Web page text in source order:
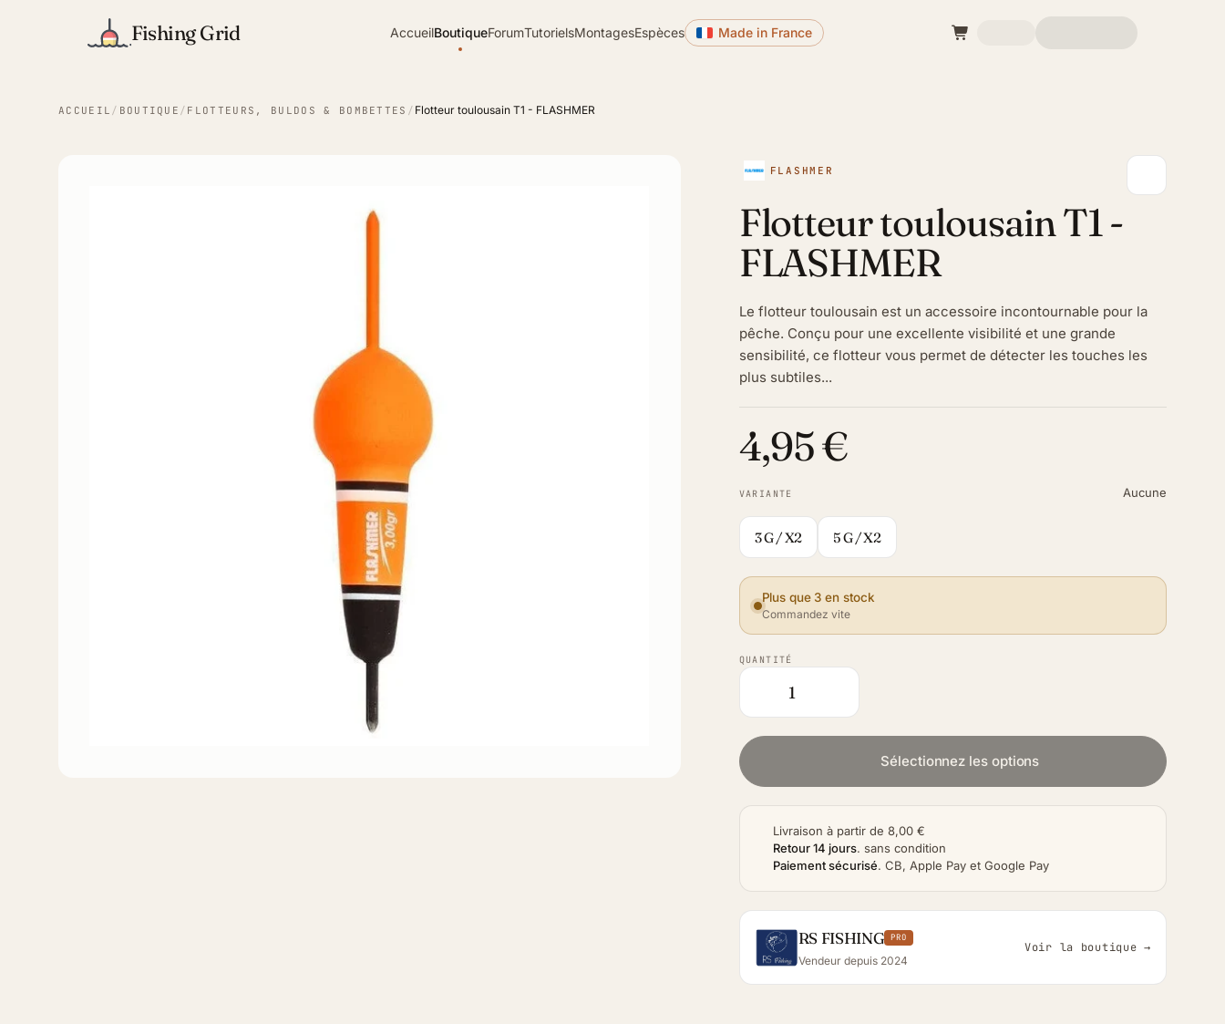
Fishing Grid AccueilBoutiqueForumTutorielsMontagesEspèces Made in France
ACCUEIL / BOUTIQUE / FLOTTEURS, BULDOS & BOMBETTES / Flotteur toulousain T1 - FLASHMER
FLASHMER
Flotteur toulousain T1 -
FLASHMER
Le flotteur toulousain est un accessoire incontournable pour la
pêche. Conçu pour une excellente visibilité et une grande
sensibilité, ce flotteur vous permet de détecter les touches les
plus subtiles...
4,95 €
VARIANTE Aucune
3 G / X2 5 G / X2
Plus que 3 en stock
Commandez vite
QUANTITÉ
Sélectionnez les options
Livraison à partir de 8,00 €
Retour 14 jours. sans condition
Paiement sécurisé. CB, Apple Pay et Google Pay
RS FISHING PRO
Vendeur depuis 2024
Voir la boutique →